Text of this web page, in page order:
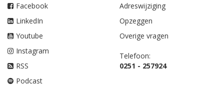
Facebook
LinkedIn
Youtube
Instagram
RSS
Podcast
Adreswijziging
Opzeggen
Overige vragen
Telefoon:
0251 - 257924